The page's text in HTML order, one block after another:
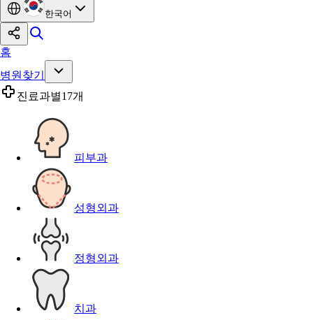
한국어
홈
병원찾기
진료과별17개
피부과
성형외과
정형외과
치과